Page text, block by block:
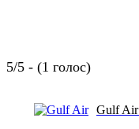
5/5 - (1 голос)
Gulf Air